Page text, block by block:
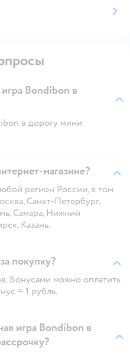
Bondibon в
в дорогу мини
магазине?
регион России, в том
Санкт-Петербург,
Самара, Нижний
Казань.
покупку?
Бонусами можно оплатить
= 1 рубль.
игра Bondibon в